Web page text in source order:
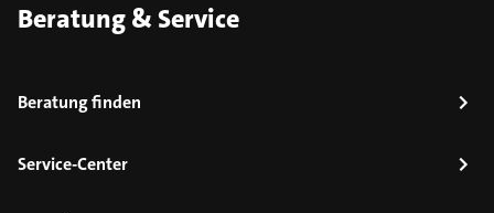
Beratung & Service
Beratung finden
Service-Center